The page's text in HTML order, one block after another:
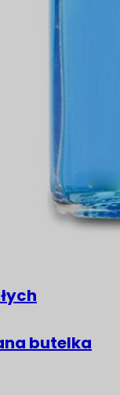
butelka